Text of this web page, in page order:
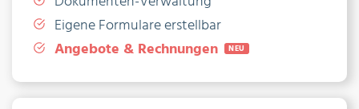
Eigene Formulare erstellbar
Angebote & Rechnungen
NEU